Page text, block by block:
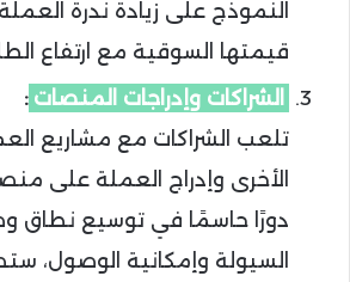
النموذج على زيادة ندرة
قيمتها السوقية مع ارتفاع
الشراكات وإدراجات المنصات :
تلعب الشراكات مع مشاريع
الأخرى وإدراج العملة على
دورًا حاسمًا في توسيع نطاق
السيولة وإمكانية الوصول،